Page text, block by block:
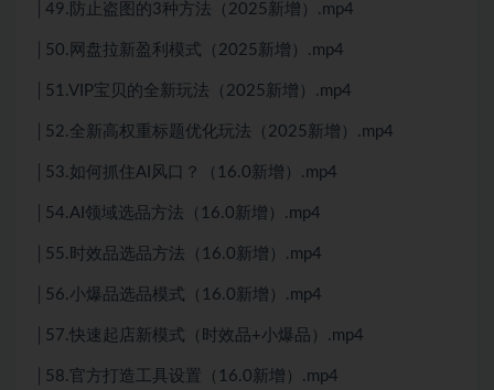
│49.防止盗图的3种方法（2025新增）.mp4
│50.网盘拉新盈利模式（2025新增）.mp4
│51.VIP宝贝的全新玩法（2025新增）.mp4
│52.全新高权重标题优化玩法（2025新增）.mp4
│53.如何抓住AI风口？（16.0新增）.mp4
│54.AI领域选品方法（16.0新增）.mp4
│55.时效品选品方法（16.0新增）.mp4
│56.小爆品选品模式（16.0新增）.mp4
│57.快速起店新模式（时效品+小爆品）.mp4
│58.官方打造工具设置（16.0新增）.mp4